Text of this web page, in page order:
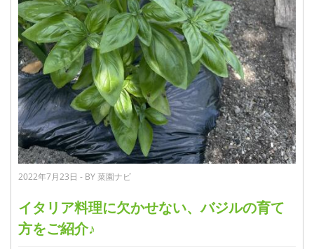
2022年7月23日 - BY 菜園ナビ
イタリア料理に欠かせない、バジルの育て
方をご紹介♪